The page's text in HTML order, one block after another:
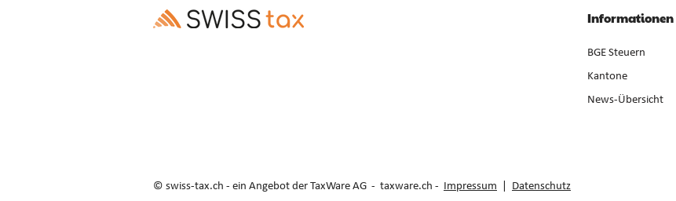
Ausschluss des Rentenaufschubs bei
Altersrenten, die Invalidenrenten
Informationen
BGE Steuern
Kantone
News-Übersicht
© swiss-tax.ch - ein Angebot der TaxWare AG - taxware.ch - Impressum Datenschutz